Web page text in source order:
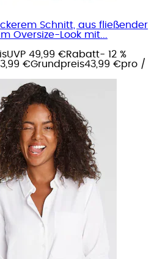
Schnitt, aus fließender
Oversize-Look mit...
UVP 49,99 €Rabatt- 12 %
€Grundpreis43,99 €pro /